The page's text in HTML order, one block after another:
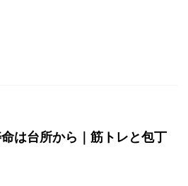
は台所から｜筋トレと包丁